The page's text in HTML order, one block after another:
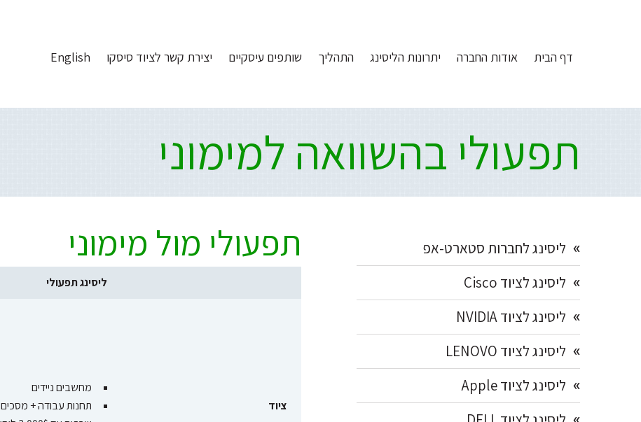
דף הבית אודות החברה יתרונות הליסינג התהליך שותפים עיסקיים יצירת קשר לציוד סיסקו English
תפעולי בהשוואה למימוני
תפעולי מול מימוני
ליסינג תפעולי
ציוד
מחשבים ניידים
תחנות עבודה + מסכים
Primary
Sidebar
ליסינג לחברות סטארט-אפ
ליסינג לציוד Cisco
ליסינג לציוד NVIDIA
ליסינג לציוד LENOVO
ליסינג לציוד Apple